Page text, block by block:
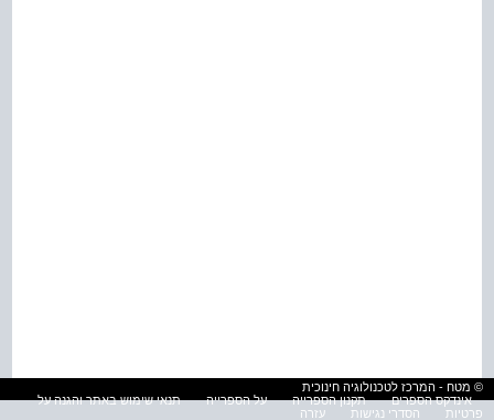
© מטח - המרכז לטכנולוגיה חינוכית
אינדקס הספרים
תקנון הספרייה על הספרייה
תנאי שימוש באתר והגנה על
פרטיות
הסדרי נגישות עזרה